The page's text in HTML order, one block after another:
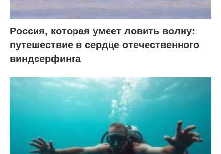
Россия, которая умеет ловить волну:
путешествие в сердце отечественного
виндсерфинга